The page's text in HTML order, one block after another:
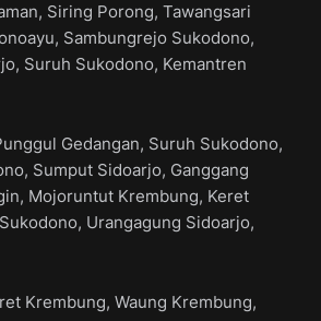
Siring Porong, Tawangsari
Sambungrejo Sukodono,
Suruh Sukodono, Kemantren
Gedangan, Suruh Sukodono,
Sumput Sidoarjo, Ganggang
Mojoruntut Krembung, Keret
Urangagung Sidoarjo,
Krembung, Waung Krembung,